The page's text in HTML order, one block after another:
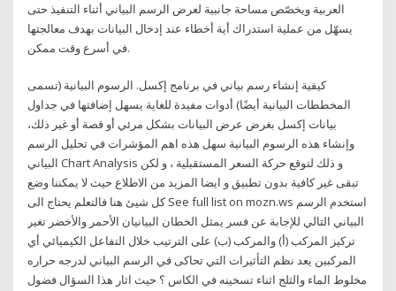
العربية ويخصّص مساحة جانبية لعرض الرسم البياني أثناء التنفيذ حتى
يسهّل من عملية استدراك أية أخطاء عند إدخال البيانات بهدف معالجتها
في أسرع وقت ممكن.
كيفية إنشاء رسم بياني في برنامج إكسل. الرسوم البيانية (تسمى
المخططات البيانية أيضًا) أدوات مفيدة للغاية يسهل إضافتها في جداول
بيانات إكسل بغرض عرض البيانات بشكل مرئي أو قصة أو غير ذلك،
وإنشاء هذه الرسوم البيانية سهل هذه اهم المؤشرات في تحليل الرسم
البياني Chart Analysis و ذلك لتوقع حركة السعر المستقبلية ، و لكن
تبقى غير كافية بدون تطبيق و ايضا المزيد من الاطلاع حيث لا يمكننا وضع
كل شيئ هنا فالتعلم يحتاج الى See full list on mozn.ws استخدم الرسم
البياني التالي للإجابة عن فسر يمثل الخطان البيانيان الأحمر والأخضر تغير
تركيز المركب (أ) والمركب (ب) على الترتيب خلال التفاعل الكيميائي أي
المركبين يعد نظم التأثيرات التي تحاكى في الرسم البياني لدرجه حراره
مخلوط الماء والثلج اثناء تسخينه في الكاس ؟ حيث اثار هذا السؤال فضول